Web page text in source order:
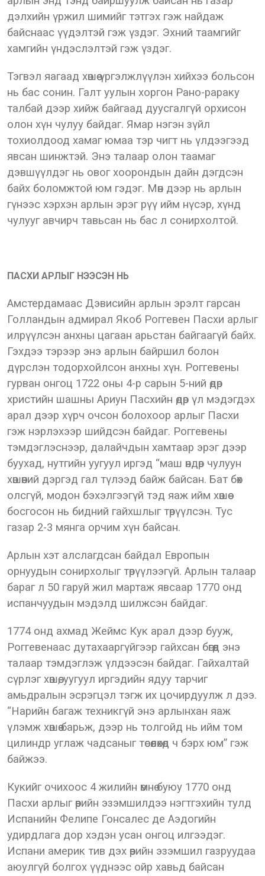
дэлхийн үржил шимийг тэтгэх гэж найдаж
байснаас үүдэлтэй гэж үздэг. Эхний таамгийг
хамгийн үндэслэлтэй гэж үздэг.
Тэгвэл яагаад хөшөө үргэлжлүүлэн хийхээ больсон
нь бас сонин. Галт уулын хоргон Рано-рараку
талбай дээр хийж байгаад дуусгалгүй орхисон
олон хүн чулуу байдаг. Ямар нэгэн зүйл
тохиолдоод хамаг юмаа тэр чигт нь үлдээгээд
явсан шинжтэй. Энэ талаар олон таамаг
дэвшүүлдэг нь овог хоорондын дайн дэгдсэн
байх боломжтой юм гэдэг. Мөн дээр нь арлын
гүнээс хэрхэн арлын эрэг рүү ийм нүсэр, хүнд
чулууг авчирч тавьсан нь бас л сонирхолтой.
ПАСХИ АРЛЫГ НЭЭСЭН НЬ
Амстердамаас Дэвисийн арлын эрэлт гарсан
Голландын адмирал Якоб Роггевен Пасхи арлыг
илрүүлсэн анхны цагаан арьстан байгаагүй байх.
Гэхдээ тэрээр энэ арлын байршил болон
дүрслэн тодорхойлсон анхны хүн. Роггевены
гурван онгоц 1722 оны 4-р сарын 5-ний өдөр
христийн шашны Ариун Пасхийн өдөр үл мэдэгдэх
арал дээр хүрч очсон болохоор арлыг Пасхи
гэж нэрлэхээр шийдсэн байдаг. Роггевены
тэмдэглэснээр, далайчдын хамтаар эрэг дээр
буухад, нутгийн уугуул иргэд “маш өндөр чулуун
хөшөөний дэргэд гал түлээд байж байсан. Бат бөх
олсгүй, модон бэхэлгээгүй тэд яаж ийм хөшөө
босгосон нь бидний гайхшлыг төрүүлсэн. Тус
газар 2-3 мянга орчим хүн байсан.
Арлын хэт алслагдсан байдал Европын
орнуудын сонирхолыг төрүүлээгүй. Арлын талаар
бараг л 50 гаруй жил мартаж явсаар 1770 онд
испанчуудын мэдэлд шилжсэн байдаг.
1774 онд ахмад Жеймс Кук арал дээр бууж,
Роггевенаас дутахааргүйгээр гайхсан бөгөөд энэ
талаар тэмдэглэж үлдээсэн байдаг. Гайхалтай
сүрлэг хөшөө, уугуул иргэдийн ядуу тарчиг
амьдралын эсрэгцэл тэгж их цочирдуулж л дээ.
“Нарийн багаж техникгүй энэ арлынхан яаж
үлэмж хөшөө барьж, дээр нь толгойд нь ийм том
цилиндр углаж чадсаныг төсөөлөхөд ч бэрх юм” гэж
байжээ.
Кукийг очихоос 4 жилийн өмнө буюу 1770 онд
Пасхи арлыг өөрийн эзэмшилдээ нэгтгэхийн тулд
Испанийн Фелипе Гонсалес де Аэдогийн
удирдлага дор хэдэн усан онгоц илгээдэг.
Испани америк тив дэх өөрийн эзэмшил газруудаа
аюулгүй болгох үүднээс ойр хавьд байсан